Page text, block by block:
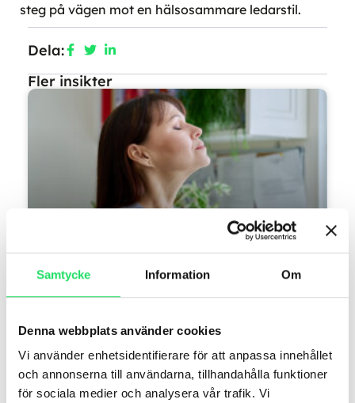
Samtycke Information Om
Denna webbplats använder cookies
Vi använder enhetsidentifierare för att anpassa innehållet
och annonserna till användarna, tillhandahålla funktioner
för sociala medier och analysera vår trafik. Vi
steg på vägen mot en hälsosammare ledarstil.
Dela:
Fler insikter
Återhämtning med
tvärtompauser: Så får du mer
Återhämtning är en fysiologisk process som
ger människan fysiskt och psykiskt utrymme
att återgå från belastning till ett balanserat